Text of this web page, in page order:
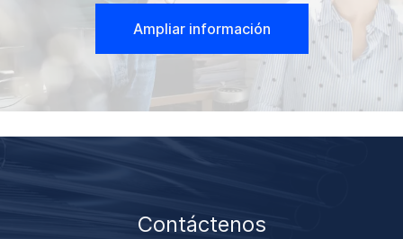
Ampliar información
Contáctenos